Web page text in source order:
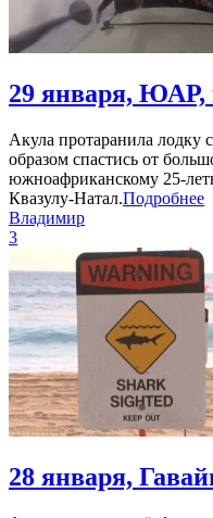
29 января, ЮАР,
Акула протаранила лодку
образом спастись от
южноафриканскому 25-
Квазулу-Натал.Подробнее
Владимир
3
28 января,